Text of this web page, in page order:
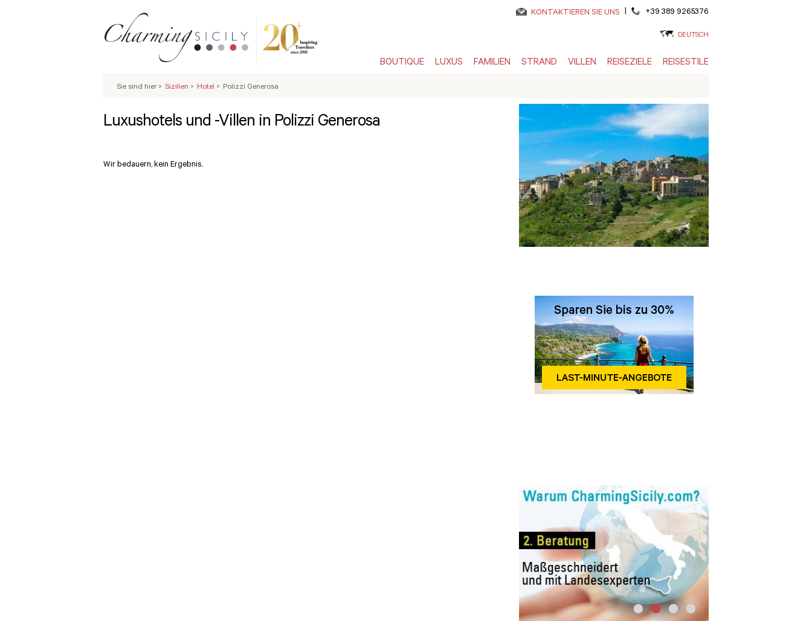
KONTAKTIEREN SIE UNS | +39 389 9265376
DEUTSCH
BOUTIQUE LUXUS FAMILIEN STRAND VILLEN REISEZIELE REISESTILE
Sie sind hier > Sizilien > Hotel > Polizzi Generosa
Luxushotels und -Villen in Polizzi Generosa
Wir bedauern, kein Ergebnis.